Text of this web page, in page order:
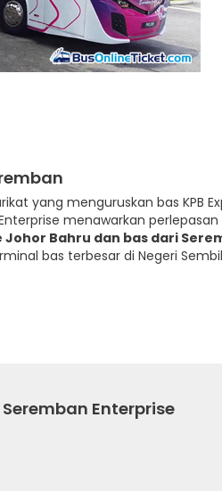
yang menguruskan bas KPB
menawarkan
Bahru dan bas dari
bas terbesar di Negeri
Enterprise